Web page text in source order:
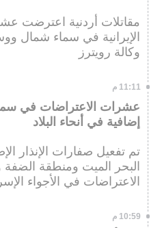
مقاتلات أردنية اعترضت
الإيرانية في سماء شمال
وكالة رويترز
11:11 م
عشرات الاعتراضات في
إضافية في أنحاء البلاد
تم تفعيل صفارات الإنذار
البحر الميت ومنطقة
الاعتراضات في الأجواء
10:59 م